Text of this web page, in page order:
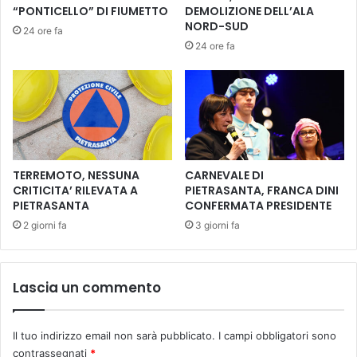
e
e
G
i
a
n
c
a
r
l
o
a
o
e
s
a
i
o
r
n
o
i
n
h
C
o
p
s
“PONTICELLO” DI FIUMETTO
24 ore fa
DEMOLIZIONE DELL’ALA
NORD-SUD
24 ore fa
TERREMOTO, NESSUNA
CRITICITA’ RILEVATA A
PIETRASANTA
2 giorni fa
CARNEVALE DI
PIETRASANTA, FRANCA DINI
CONFERMATA PRESIDENTE
3 giorni fa
Lascia un commento
Il tuo indirizzo email non sarà pubblicato. I campi obbligatori sono
contrassegnati *